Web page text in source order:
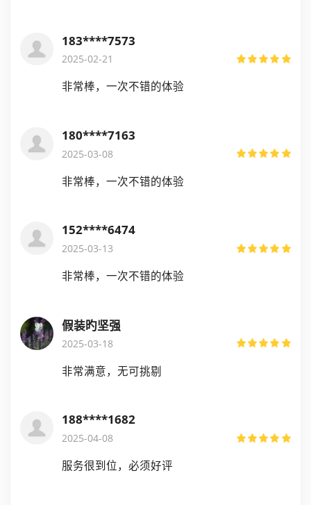
183****7573
2025-02-21
非常棒，一次不错的体验
180****7163
2025-03-08
非常棒，一次不错的体验
152****6474
2025-03-13
非常棒，一次不错的体验
假装旳坚强
2025-03-18
非常满意，无可挑剔
188****1682
2025-04-08
服务很到位，必须好评